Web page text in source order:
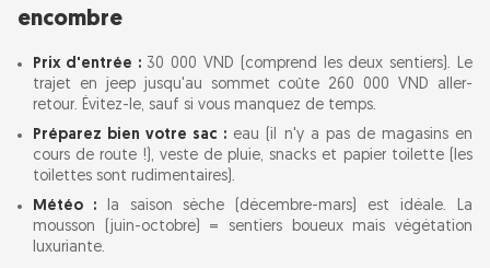
encombre
Prix d'entrée :30 000 VND (comprend les deux sentiers). Le
trajet en jeep jusqu'au sommet coûte 260 000 VND aller-
retour. Évitez-le, sauf si vous manquez de temps.
Préparez bien votre sac : eau (il n'y a pas de magasins en
cours de route !), veste de pluie, snacks et papier toilette (les
toilettes sont rudimentaires).
Météo :la saison sèche (décembre-mars) est idéale. La
mousson (juin-octobre) = sentiers boueux mais végétation
luxuriante.